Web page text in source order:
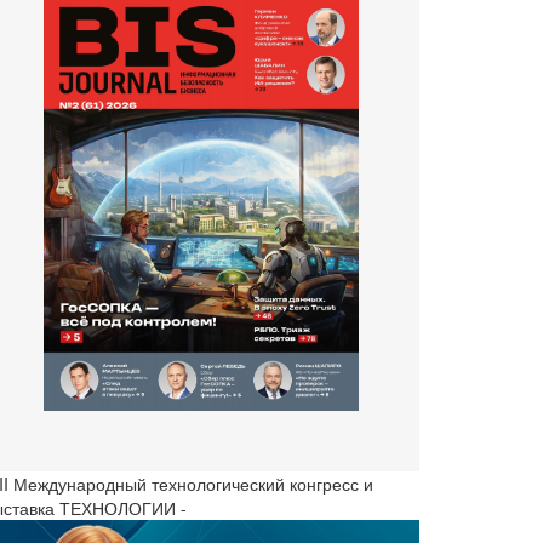
Международный технологический конгресс и
ТЕХНОЛОГИИ -